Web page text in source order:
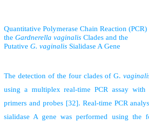
Quantitative Polymerase Chain Reaction
the Gardnerella vaginalis Clades and the
Putative G. vaginalis Sialidase A Gene
The detection of the four clades of G.
using a multiplex real-time PCR assay with
primers and probes [32]. Real-time PCR
sialidase A gene was performed using the